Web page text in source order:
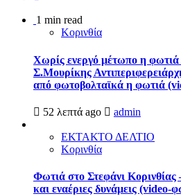
1 min read
Κορινθία
Χωρίς ενεργό μέτωπο η φωτιά
Σ.Μουρίκης
από φωτοβολταϊκά η φωτιά
52 λεπτά ago admin
ΕΚΤΑΚΤΟ ΔΕΛΤΙΟ
Κορινθία
Φωτιά στο Στεφάνι Κορινθίας
και εναέριες δυνάμεις (video-